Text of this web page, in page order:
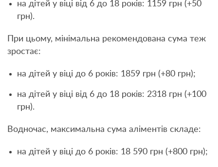
на дітей у віці від 6 до 18 років: 1159 грн (+50
грн).
При цьому, мінімальна рекомендована сума теж
зростає:
на дітей у віці до 6 років: 1859 грн (+80 грн);
на дітей у віці від 6 до 18 років: 2318 грн (+100
грн).
Водночас, максимальна сума аліментів складе:
на дітей у віці до 6 років: 18 590 грн (+800 грн);